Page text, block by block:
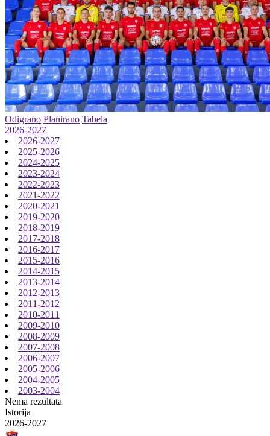
Odigrano Planirano Tabela
2026-2027
2026-2027
2025-2026
2024-2025
2023-2024
2022-2023
2021-2022
2020-2021
2019-2020
2018-2019
2017-2018
2016-2017
2015-2016
2014-2015
2013-2014
2012-2013
2011-2012
2010-2011
2009-2010
2008-2009
2007-2008
2006-2007
2005-2006
2004-2005
2003-2004
Nema rezultata
Istorija
2026-2027